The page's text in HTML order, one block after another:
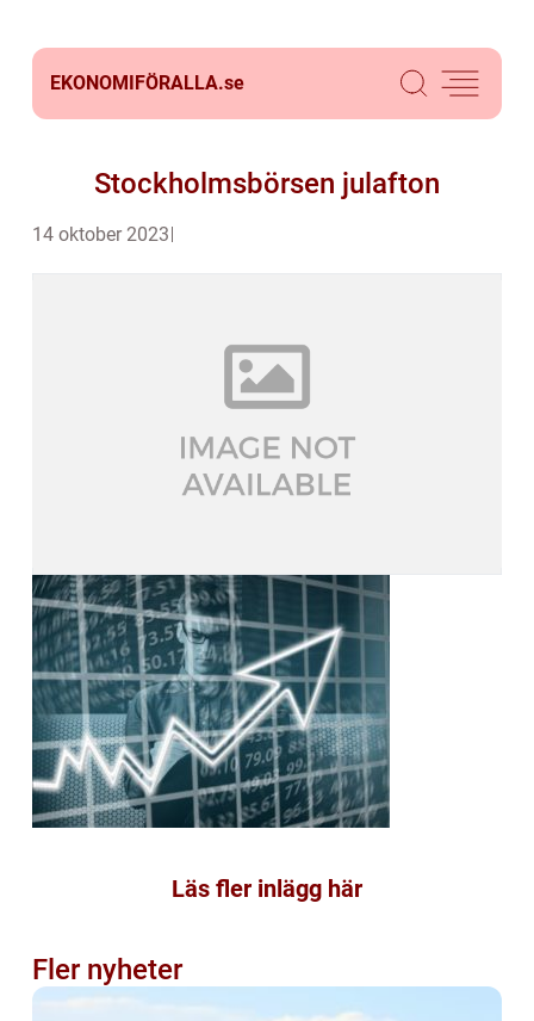
EKONOMIFÖRALLA.se
Stockholmsbörsen julafton
14 oktober 2023
Läs fler inlägg här
Fler nyheter